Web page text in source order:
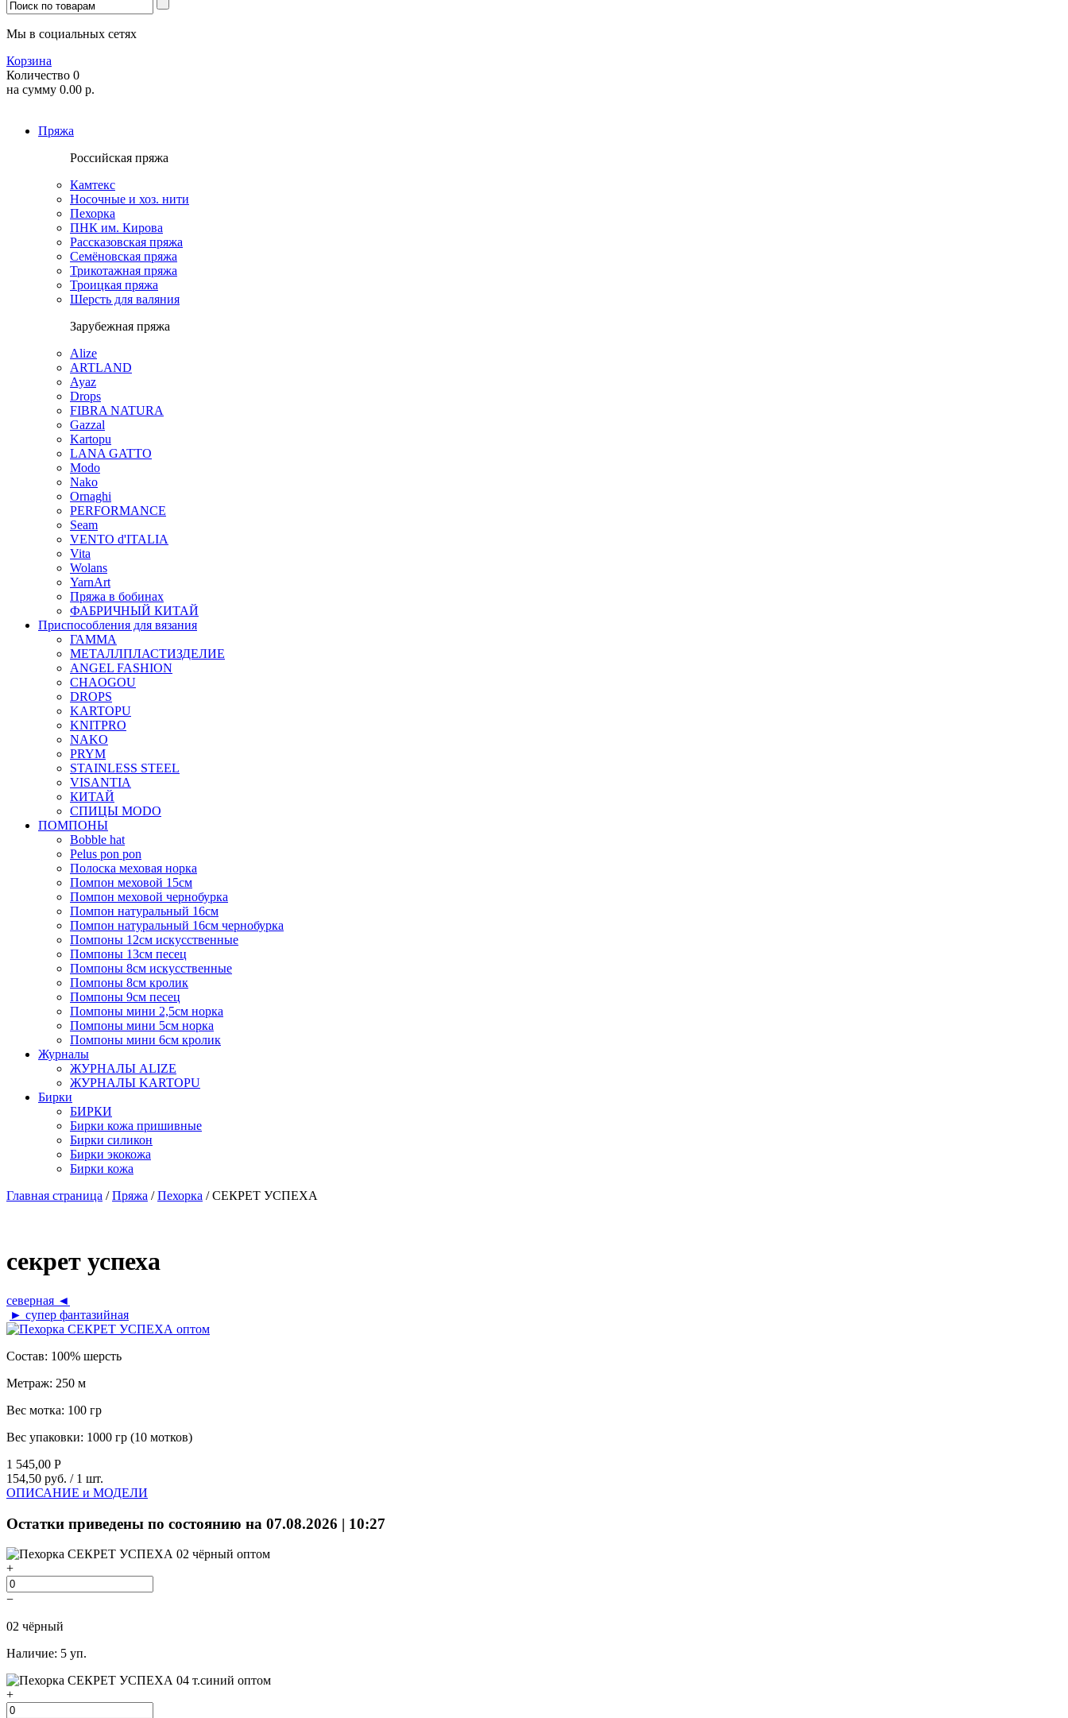
Мы в социальных сетях
Корзина
Количество 0
на сумму 0.00 р.
Пряжа
Российская пряжа
Камтекс
Носочные и хоз. нити
Пехорка
ПНК им. Кирова
Рассказовская пряжа
Семёновская пряжа
Трикотажная пряжа
Троицкая пряжа
Шерсть для валяния
Зарубежная пряжа
Alize
ARTLAND
Ayaz
Drops
FIBRA NATURA
Gazzal
Kartopu
LANA GATTO
Modo
Nako
Ornaghi
PERFORMANCE
Seam
VENTO d'ITALIA
Vita
Wolans
YarnArt
Пряжа в бобинах
ФАБРИЧНЫЙ КИТАЙ
Приспособления для вязания
ГАММА
МЕТАЛЛПЛАСТИЗДЕЛИЕ
ANGEL FASHION
CHAOGOU
DROPS
KARTOPU
KNITPRO
NAKO
PRYM
STAINLESS STEEL
VISANTIA
КИТАЙ
СПИЦЫ MODO
ПОМПОНЫ
Bobble hat
Pelus pon pon
Полоска меховая норка
Помпон меховой 15см
Помпон меховой чернобурка
Помпон натуральный 16см
Помпон натуральный 16см чернобурка
Помпоны 12см искусственные
Помпоны 13см песец
Помпоны 8см искусственные
Помпоны 8см кролик
Помпоны 9см песец
Помпоны мини 2,5см норка
Помпоны мини 5см норка
Помпоны мини 6см кролик
Журналы
ЖУРНАЛЫ ALIZE
ЖУРНАЛЫ KARTOPU
Бирки
БИРКИ
Бирки кожа пришивные
Бирки силикон
Бирки экокожа
Бирки кожа
Главная страница /Пряжа /Пехорка / СЕКРЕТ УСПЕХА
секрет успеха
северная ◄
► супер фантазийная
Состав: 100% шерсть
Метраж: 250 м
Вес мотка: 100 гр
Вес упаковки: 1000 гр (10 мотков)
1 545,00 Р
154,50 руб. / 1 шт.
ОПИСАНИЕ и МОДЕЛИ
Остатки приведены по состоянию на 07.08.2026 | 10:27
+
−
02 чёрный
Наличие: 5 уп.
+